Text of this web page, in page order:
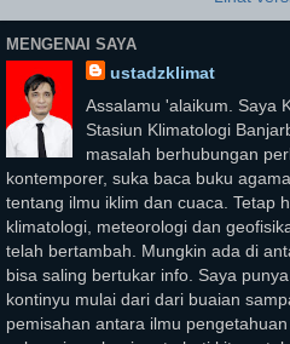
MENGENAI SAYA
ustadzklimat
Assalamu 'alaikum. Saya
Stasiun Klimatologi
masalah berhubungan
kontemporer, suka baca buku
tentang ilmu iklim dan cuaca. Tetap
klimatologi, meteorologi dan
telah bertambah. Mungkin ada di
bisa saling bertukar info. Saya
kontinyu mulai dari dari buaian
pemisahan antara ilmu